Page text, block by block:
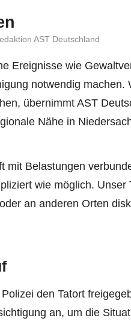
AST Deutschland
Ereignisse wie
notwendig machen.
übernimmt AST
Nähe in
mit Belastungen
wie möglich. Unser
an anderen Orten
den Tatort
an, um die